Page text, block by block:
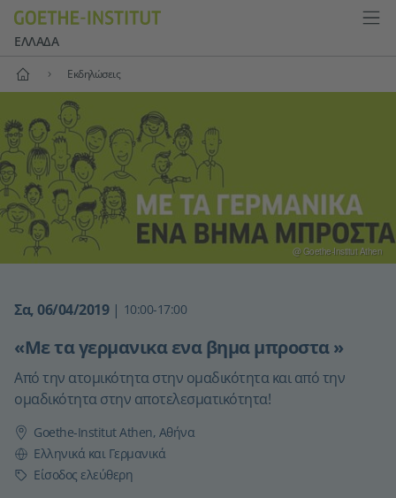
ΕΛΛΆΔΑ
Αρχική
Εκδηλώσεις
Σα, 06/04/2019 | 10:00-17:00
«Με τα γερμανικα ενα βημα μπροστα »
Από την ατομικότητα στην ομαδικότητα και από την
ομαδικότητα στην αποτελεσματικότητα!
Goethe-Institut Athen, Αθήνα
ΓλώσσαΕλληνικά και Γερμανικά
ΤιμήΕίσοδος ελεύθερη
@ Goethe-Institut Athen